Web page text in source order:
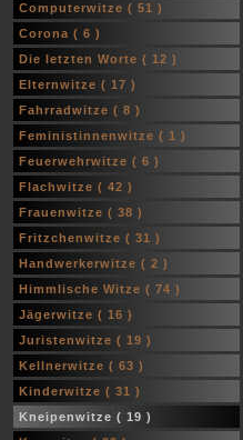
Computerwitze ( 51 )
Corona ( 6 )
Die letzten Worte ( 12 )
Elternwitze ( 17 )
Fahrradwitze ( 8 )
Feministinnenwitze ( 1 )
Feuerwehrwitze ( 6 )
Flachwitze ( 42 )
Frauenwitze ( 38 )
Fritzchenwitze ( 31 )
Handwerkerwitze ( 2 )
Himmlische Witze ( 74 )
Jägerwitze ( 16 )
Juristenwitze ( 19 )
Kellnerwitze ( 63 )
Kinderwitze ( 31 )
Kneipenwitze ( 19 )